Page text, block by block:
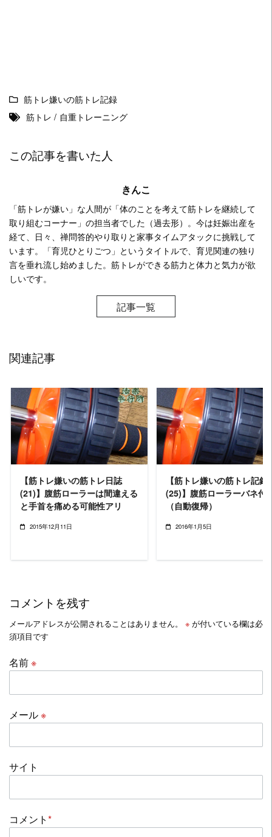
筋トレ嫌いの筋トレ記録
筋トレ / 自重トレーニング
この記事を書いた人
きんこ
「筋トレが嫌い」な人間が「体のことを考えて筋トレを継続して
取り組むコーナー」の担当者でした（過去形）。今は妊娠出産を
経て、日々、禅問答的やり取りと家事タイムアタックに挑戦して
います。「育児ひとりごつ」というタイトルで、育児関連の独り
言を垂れ流し始めました。筋トレができる筋力と体力と気力が欲
しいです。
記事一覧
関連記事
READ MORE
【筋トレ嫌いの筋トレ日誌
(21)】腹筋ローラーは間違える
と手首を痛める可能性アリ
2015年12月11日
READ MORE
【筋トレ嫌いの筋トレ記録
(25)】腹筋ローラーバネ付
（自動復帰）
2016年1月5日
コメントを残す
メールアドレスが公開されることはありません。 ※ が付いている欄は必
須項目です
名前※
メール※
サイト
コメント*